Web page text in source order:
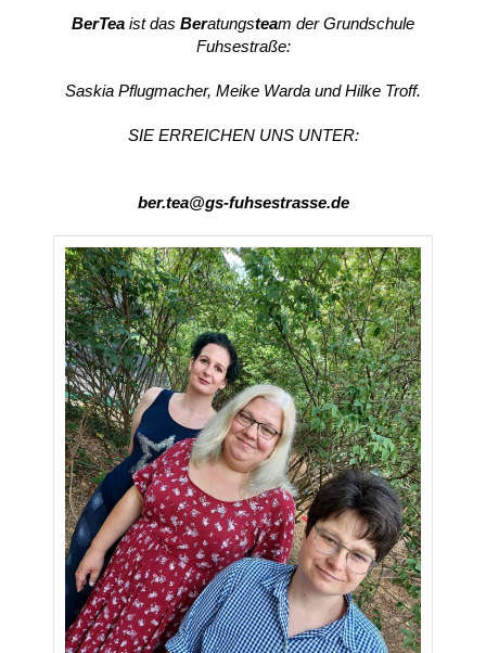
BerTea ist das Beratungsteam der Grundschule
Fuhsestraße:
Saskia Pflugmacher, Meike Warda und Hilke Troff.
SIE ERREICHEN UNS UNTER:
ber.tea@gs-fuhsestrasse.de